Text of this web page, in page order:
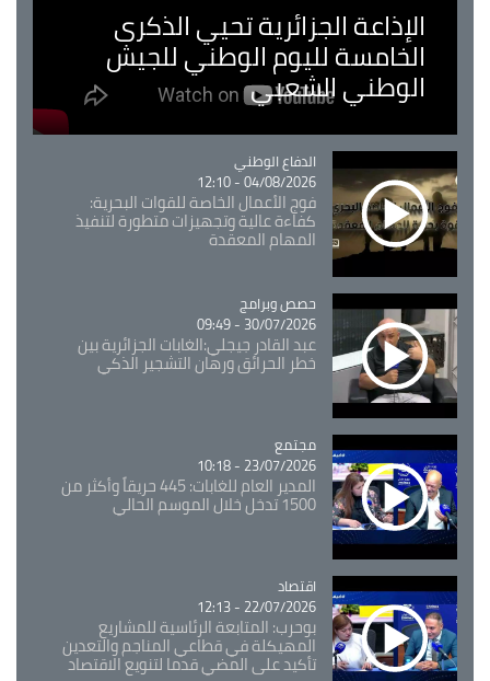
الإذاعة الجزائرية تحيي الذكرى
الخامسة لليوم الوطني للجيش
الوطني الشعبي
Catégorie
الدفاع الوطني
04/08/2026 - 12:10
فوج الأعمال الخاصة للقوات البحرية:
كفاءة عالية وتجهيزات متطورة لتنفيذ
المهام المعقدة
Catégorie
حصص وبرامج
30/07/2026 - 09:49
عبد القادر جيجلي:الغابات الجزائرية بين
خطر الحرائق ورهان التشجير الذكي
Catégorie
مجتمع
23/07/2026 - 10:18
المدير العام للغابات: 445 حريقاً وأكثر من
1500 تدخل خلال الموسم الحالي
Catégorie
اقتصاد
22/07/2026 - 12:13
بوحرب: المتابعة الرئاسية للمشاريع
المهيكلة في قطاعي المناجم والتعدين
تأكيد على المضي قدما لتنويع الاقتصاد